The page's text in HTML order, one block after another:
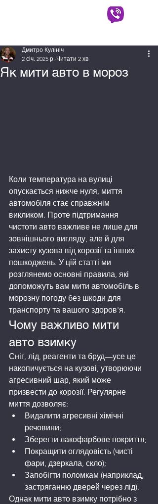
Як мити авто в мороз
Дмитро Кулініч
2 січ. 2025 р. Читати 2 хв
Коли температура на вулиці
опускається нижче нуля, миття
автомобіля стає справжнім
викликом. Проте підтримання
чистоти авто важливе не лише для
зовнішнього вигляду, але й для
захисту кузова від корозії та інших
пошкоджень. У цій статті ми
розглянемо основні правила, які
допоможуть вам мити автомобіль в
морозну погоду без шкоди для
транспорту та вашого здоров'я.
Чому важливо мити
авто взимку
Сніг, лід, реагенти та бруд—усе це
накопичується на кузові, утворюючи
агресивний шар, який може
призвести до корозії. Регулярне
миття дозволяє:
Видалити агресивні хімічні
речовини;
Зберегти лакофарбове покриття;
Покращити оглядовість (чисті
фари, дзеркала, скло);
Запобігти поломкам (наприклад,
застряганню дверей через лід).
Однак мити авто взимку потрібно з